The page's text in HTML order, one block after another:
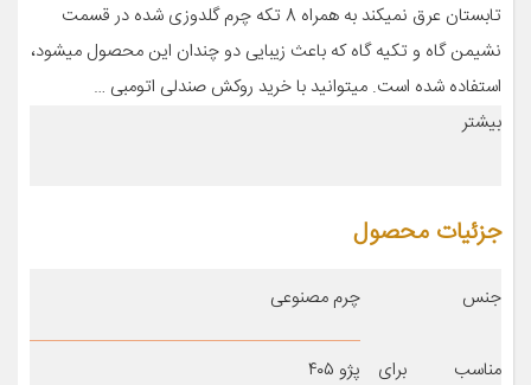
تابستان عرق نمیکند به همراه 8 تکه چرم گلدوزی شده در قسمت
نشیمن گاه و تکیه گاه که باعث زیبایی دو چندان این محصول میشود،
استفاده شده است. میتوانید با خرید روکش صندلی اتومبی …
بیشتر
جزئیات محصول
جنس چرم مصنوعی
مناسب برای
پژو ۴۰۵